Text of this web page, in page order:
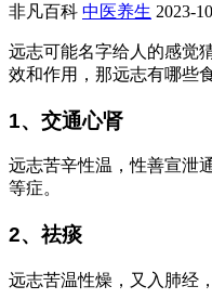
非凡百科 中医养生 2023-
远志可能名字给人的感觉
效和作用，那远志有哪些
1、交通心肾
远志苦辛性温，性善宣泄
等症。
2、祛痰
远志苦温性燥，又入肺经